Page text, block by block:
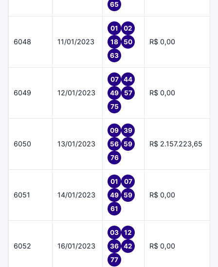
65
6048 11/01/2023
01
02
18
50
63
R$ 0,00
6049 12/01/2023
07
44
49
57
75
R$ 0,00
6050 13/01/2023
09
39
56
59
76
R$ 2.157.223,65
6051 14/01/2023
01
07
49
59
61
R$ 0,00
6052 16/01/2023
03
12
36
42
77
R$ 0,00